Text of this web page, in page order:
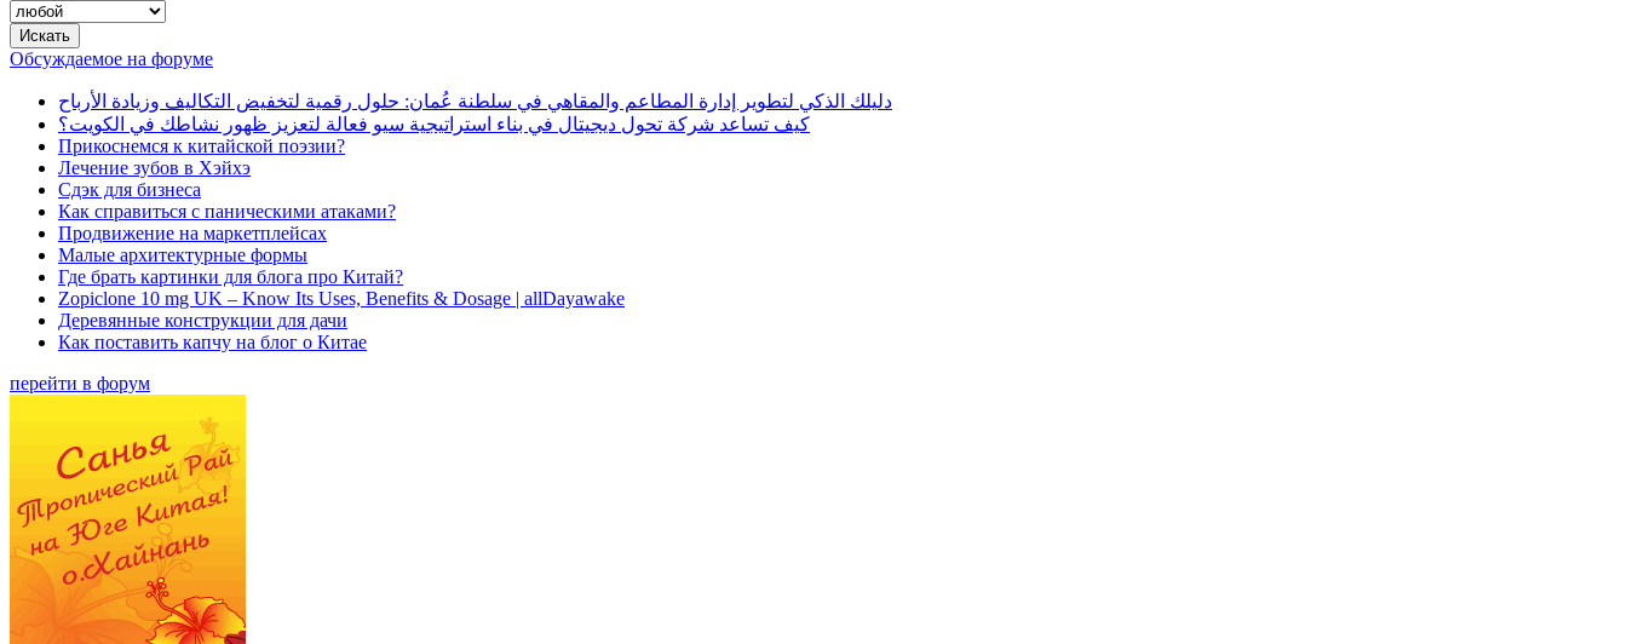
Обсуждаемое на форуме
دليلك الذكي لتطوير إدارة المطاعم والمقاهي في سلطنة عُمان: حلول رقمية لتخفيض التكاليف وزيادة الأرباح
كيف تساعد شركة تحول ديجيتال في بناء استراتيجية سيو فعالة لتعزيز ظهور نشاطك في الكويت؟
Прикоснемся к китайской поэзии?
Лечение зубов в Хэйхэ
Сдэк для бизнеса
Как справиться с паническими атаками?
Продвижение на маркетплейсах
Малые архитектурные формы
Где брать картинки для блога про Китай?
Zopiclone 10 mg UK – Know Its Uses, Benefits & Dosage | allDayawake
Деревянные конструкции для дачи
Как поставить капчу на блог о Китае
перейти в форум